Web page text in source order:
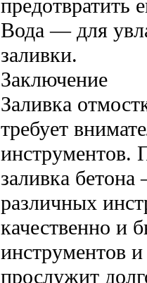
предотвратить
Вода — для
заливки.
Заключение
Заливка
требует
инструментов.
заливка
различных
качественно и
инструментов
прослужит